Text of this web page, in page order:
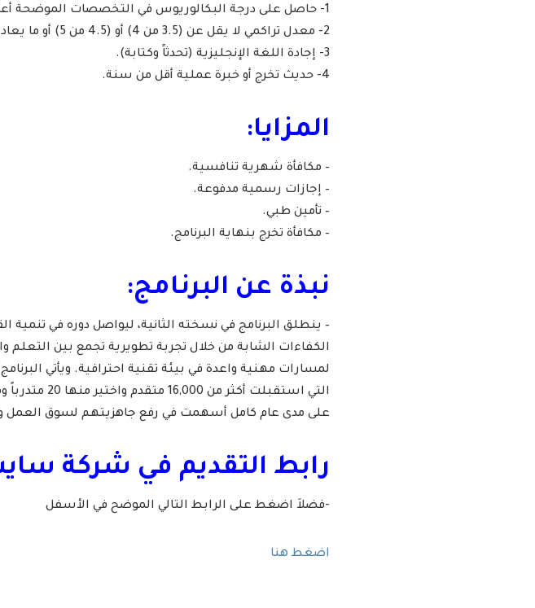
1- حاصل على درجة البكالوريوس في التخصصات الموضحة أعلاه أو ما يعادلها.
2- معدل تراكمي لا يقل عن (3.5 من 4) أو (4.5 من 5) أو ما يعادلها.
3- إجادة اللغة الإنجليزية (تحدثاً وكتابة).
4- حديث تخرج أو خبرة عملية أقل من سنة.
المزايا:
– مكافأة شهرية تنافسية.
– إجازات رسمية مدفوعة.
– تأمين طبي.
– مكافأة تخرج بنهاية البرنامج.
نبذة عن البرنامج:
– ينطلق البرنامج في نسخته الثانية، ليواصل دوره في تنمية
الكفاءات الشابة من خلال تجربة تطويرية تجمع بين التعلم
لمسارات مهنية واعدة في بيئة تقنية احترافية. ويأتي
التي استقبلت
على مدى عام كامل أسهمت في رفع جاهزيتهم لسوق العمل
رابط التقديم في شركة
-فضلاَ اضغط على الرابط التالي الموضح في الأسفل
اضغط هنا